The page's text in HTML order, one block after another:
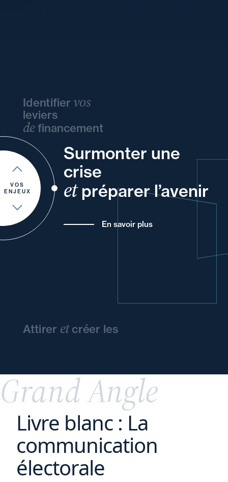
VOS
ENJEUX
Identifier vos
leviers
definancement
Surmonter une
crise
etpréparer l’avenir
En savoir plus
Attirer etcréer les
et
vos
et
vos
vos
et
de
un
ou
à
Grand Angle
Livre blanc : La
communication
électorale